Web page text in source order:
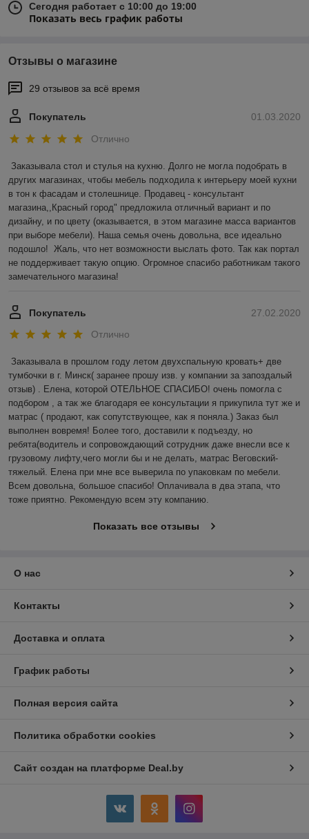
Сегодня работает с 10:00 до 19:00
Показать весь график работы
Отзывы о магазине
29 отзывов за всё время
01.03.2020
Покупатель
Отлично
Заказывала стол и стулья на кухню. Долго не могла подобрать в
других магазинах, чтобы мебель подходила к интерьеру моей кухни
в тон к фасадам и столешнице. Продавец - консультант
магазина,,Красный город" предложила отличный вариант и по
дизайну, и по цвету (оказывается, в этом магазине масса вариантов
при выборе мебели). Наша семья очень довольна, все идеально
подошло!  Жаль, что нет возможности выслать фото. Так как портал
не поддерживает такую опцию. Огромное спасибо работникам такого
замечательного магазина!
27.02.2020
Покупатель
Отлично
Заказывала в прошлом году летом двухспальную кровать+ две
тумбочки в г. Минск( заранее прошу изв. у компании за запоздалый
отзыв) . Елена, которой ОТЕЛЬНОЕ СПАСИБО! очень помогла с
подбором , а так же благодаря ее консультации я прикупила тут же и
матрас ( продают, как сопутствующее, как я поняла.) Заказ был
выполнен вовремя! Более того, доставили к подъезду, но
ребята(водитель и сопровождающий сотрудник даже внесли все к
грузовому лифту,чего могли бы и не делать, матрас Веговский-
тяжелый. Елена при мне все выверила по упаковкам по мебели.
Всем довольна, большое спасибо! Оплачивала в два этапа, что
тоже приятно. Рекомендую всем эту компанию.
Показать все отзывы
О нас
Контакты
Доставка и оплата
График работы
Полная версия сайта
Политика обработки cookies
Сайт создан на платформе Deal.by